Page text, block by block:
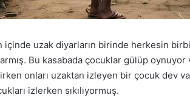
içinde uzak diyarların birinde herkesin
Bu kasabada çocuklar gülüp
onları uzaktan izleyen bir çocuk dev
izlerken sıkılıyormuş.